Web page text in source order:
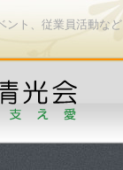
ント、従業員活動な